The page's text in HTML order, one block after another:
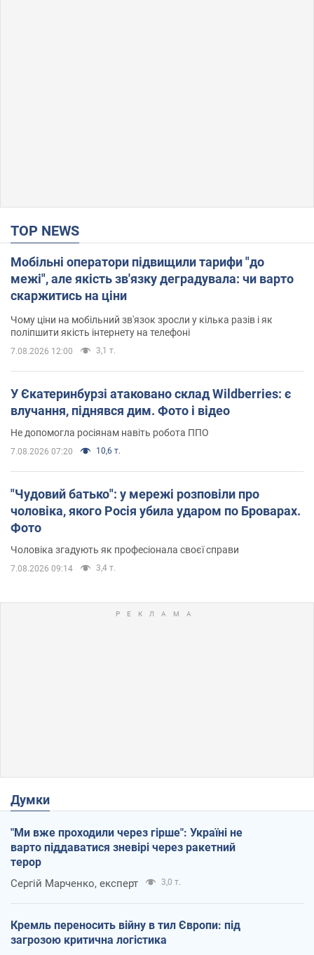
TOP NEWS
Мобільні оператори підвищили тарифи "до
межі", але якість зв'язку деградувала: чи варто
скаржитись на ціни
Чому ціни на мобільний зв'язок зросли у кілька разів і як
поліпшити якість інтернету на телефоні
7.08.2026 12:00 3,1 т.
У Єкатеринбурзі атаковано склад Wildberries: є
влучання, піднявся дим. Фото і відео
Не допомогла росіянам навіть робота ППО
7.08.2026 07:20 10,6 т.
"Чудовий батько": у мережі розповіли про
чоловіка, якого Росія убила ударом по Броварах.
Фото
Чоловіка згадують як професіонала своєї справи
7.08.2026 09:14 3,4 т.
Думки
"Ми вже проходили через гірше": Україні не
варто піддаватися зневірі через ракетний
терор
Сергій Марченко, експерт 3,0 т.
Кремль переносить війну в тил Європи: під
загрозою критична логістика